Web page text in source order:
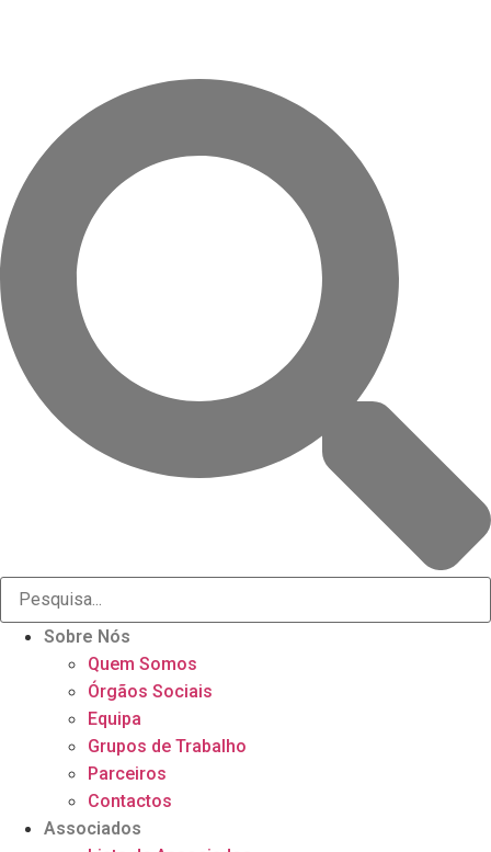
Sobre Nós
Quem Somos
Órgãos Sociais
Equipa
Grupos de Trabalho
Parceiros
Contactos
Associados